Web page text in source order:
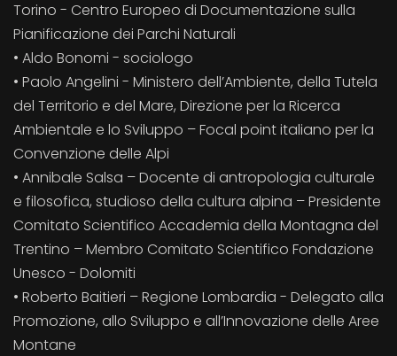
Torino - Centro Europeo di Documentazione sulla
Pianificazione dei Parchi Naturali
• Aldo Bonomi - sociologo
• Paolo Angelini - Ministero dell’Ambiente, della Tutela
del Territorio e del Mare, Direzione per la Ricerca
Ambientale e lo Sviluppo – Focal point italiano per la
Convenzione delle Alpi
• Annibale Salsa – Docente di antropologia culturale
e filosofica, studioso della cultura alpina – Presidente
Comitato Scientifico Accademia della Montagna del
Trentino – Membro Comitato Scientifico Fondazione
Unesco - Dolomiti
• Roberto Baitieri – Regione Lombardia - Delegato alla
Promozione, allo Sviluppo e all’Innovazione delle Aree
Montane